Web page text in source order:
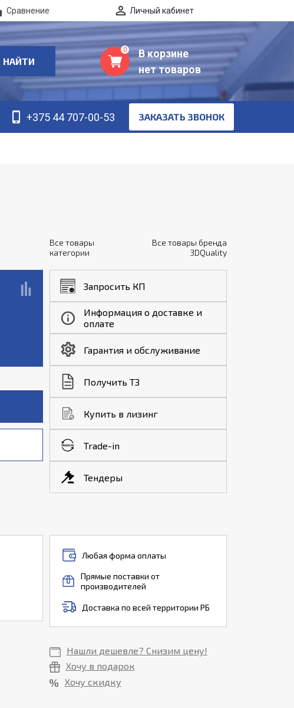
Сравнение Личный кабинет
НАЙТИ
0
В корзине
нет товаров
+375 44 707-00-53 ЗАКАЗАТЬ ЗВОНОК
Все товары
категории
Все товары бренда
3DQuality
Запросить КП
Информация о доставке и
оплате
Гарантия и обслуживание
Получить ТЗ
Купить в лизинг
Trade-in
Тендеры
Любая форма оплаты
Прямые поставки от
производителей
Доставка по всей территории РБ
Нашли дешевле? Снизим цену!
Хочу в подарок
Хочу скидку